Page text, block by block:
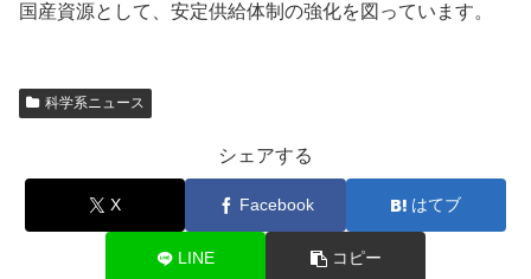
国産資源として、安定供給体制の強化を図っています。
科学系ニュース
シェアする
X Facebook はてブ
LINE コピー